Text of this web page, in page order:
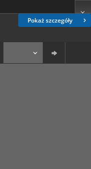
Pokaż szczegóły